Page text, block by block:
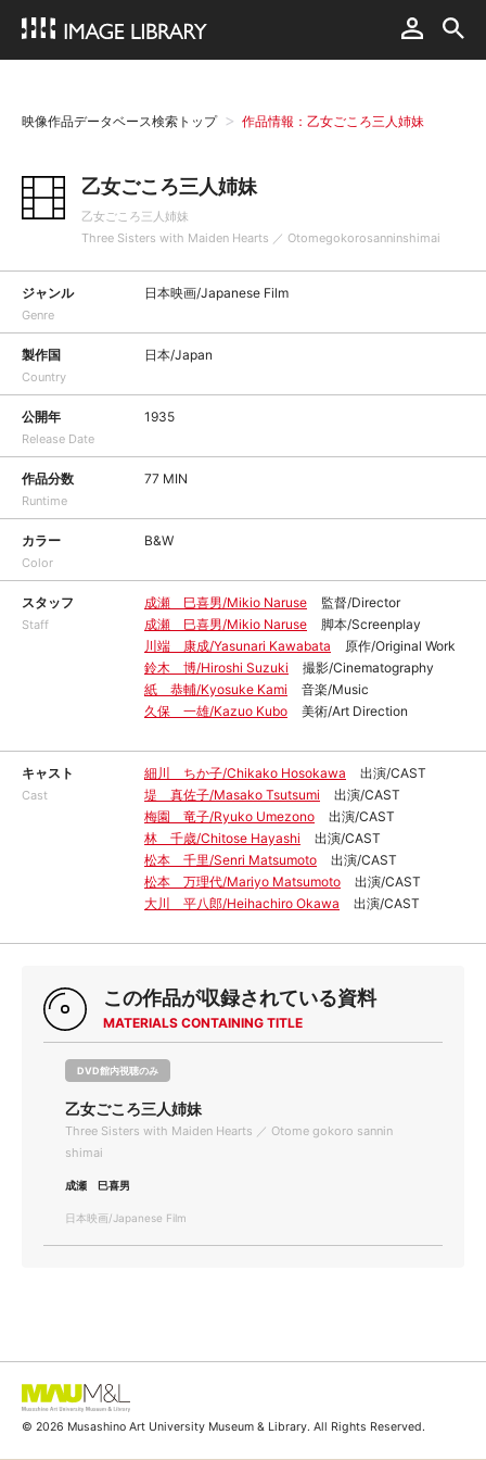
映像作品データベース検索トップ 作品情報：乙女ごころ三人姉妹
乙女ごころ三人姉妹
乙女ごころ三人姉妹
Three Sisters with Maiden Hearts ／ Otomegokorosanninshimai
ジャンル
Genre
日本映画/Japanese Film
製作国
Country
日本/Japan
公開年
Release Date
1935
作品分数
Runtime
77 MIN
カラー
Color
B&W
スタッフ
Staff
成瀬 巳喜男/Mikio Naruse
監督/Director
成瀬 巳喜男/Mikio Naruse
脚本/Screenplay
川端 康成/Yasunari Kawabata
原作/Original Work
鈴木 博/Hiroshi Suzuki
撮影/Cinematography
紙 恭輔/Kyosuke Kami
音楽/Music
久保 一雄/Kazuo Kubo
美術/Art Direction
キャスト
Cast
細川 ちか子/Chikako Hosokawa
出演/CAST
堤 真佐子/Masako Tsutsumi
出演/CAST
梅園 竜子/Ryuko Umezono
出演/CAST
林 千歳/Chitose Hayashi
出演/CAST
松本 千里/Senri Matsumoto
出演/CAST
松本 万理代/Mariyo Matsumoto
出演/CAST
大川 平八郎/Heihachiro Okawa
出演/CAST
この作品が収録されている資料
MATERIALS CONTAINING TITLE
DVD館内視聴のみ
乙女ごころ三人姉妹
Three Sisters with Maiden Hearts ／ Otome gokoro sannin
shimai
成瀬 巳喜男
日本映画/Japanese Film
© 2026 Musashino Art University Museum & Library. All Rights Reserved.